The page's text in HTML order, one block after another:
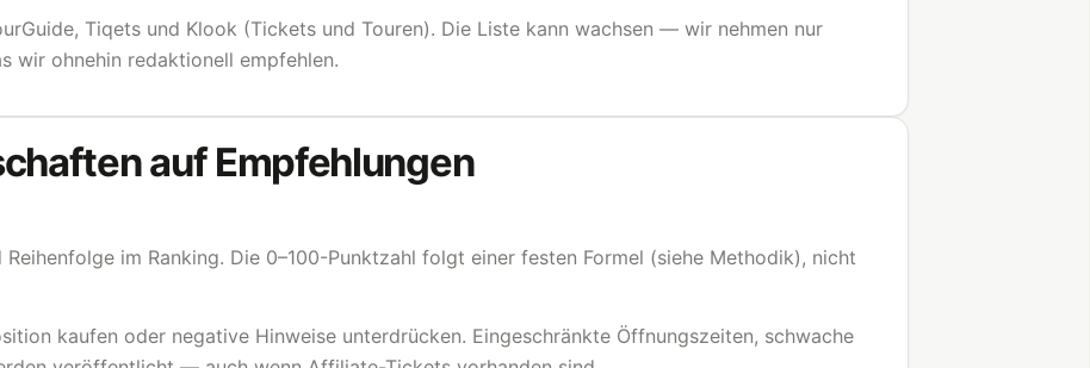
Tiqets und Klook (Tickets und Touren). Die Liste kann wachsen — wir nehmen nur
wir ohnehin redaktionell empfehlen.
auf Empfehlungen
im Ranking. Die 0–100-Punktzahl folgt einer festen Formel (siehe Methodik), nicht
kaufen oder negative Hinweise unterdrücken. Eingeschränkte Öffnungszeiten, schwache